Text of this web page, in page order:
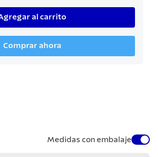
al carrito
Comprar ahora
Medidas con embalaje